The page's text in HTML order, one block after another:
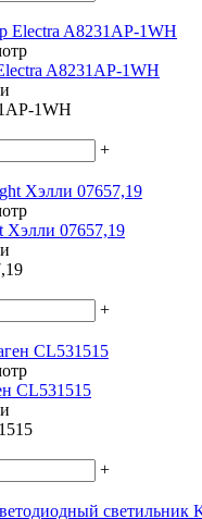
A8231AP-1WH
1WH
+
07657,19
+
CL531515
+